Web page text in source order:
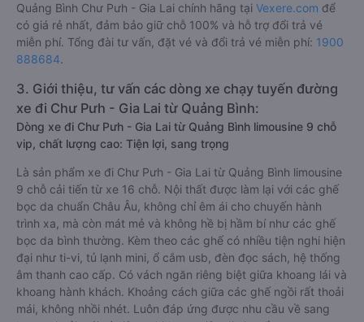
Quảng Bình Chư Pưh - Gia Lai chính hãng tại Vexere.com để
có giá rẻ nhất, đảm bảo giữ chỗ 100% và hỗ trợ đổi trả vé
miễn phí. Tổng đài tư vấn, đặt vé và đổi trả vé miễn phí: 1900
888684.
3. Giới thiệu, tư vấn các dòng xe chạy tuyến đường
xe đi Chư Pưh - Gia Lai từ Quảng Bình:
Dòng xe đi Chư Pưh - Gia Lai từ Quảng Bình limousine 9 chỗ
vip, chất lượng cao: Tiện lợi, sang trọng
Là sản phẩm xe đi Chư Pưh - Gia Lai từ Quảng Bình limousine
9 chỗ cải tiến từ xe 16 chỗ. Nội thất được làm lại với các ghế
bọc da chuẩn Châu Âu, không chỉ êm ái cho chuyến hành
trình xa, mà còn mát mẻ và không hề bị hầm bí như các ghế
bọc da bình thường. Kèm theo các ghế có nhiều tiện nghi hiện
đại như ti-vi, tủ lạnh mini, ổ cắm usb, đèn đọc sách, hệ thống
âm thanh cao cấp. Có vách ngăn riêng biệt giữa khoang lái và
khoang hành khách. Khoảng cách giữa các ghế ngồi rất thoải
mái, không nhồi nhét. Luôn đáp ứng được nhu cầu về sang